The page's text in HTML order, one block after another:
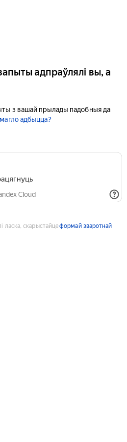
адпраўлялі вы, а
з вашай прылады падобныя да
адбыцца?
Cloud
ласка, скарыстайцеформай зваротнай